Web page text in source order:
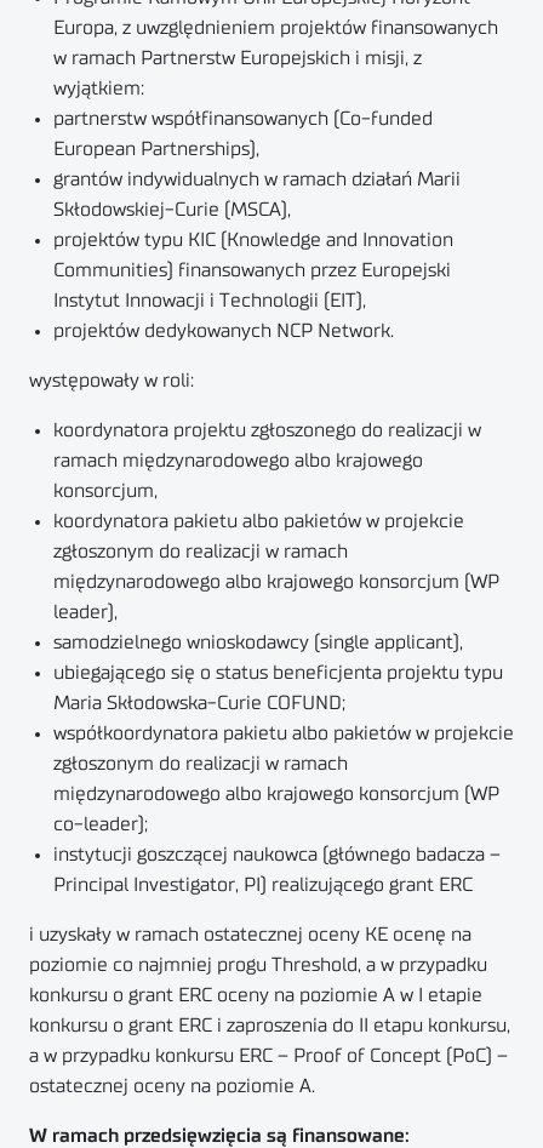
Europa, z uwzględnieniem projektów finansowanych
w ramach Partnerstw Europejskich i misji, z
wyjątkiem:
partnerstw współfinansowanych (Co-funded
European Partnerships),
grantów indywidualnych w ramach działań Marii
Skłodowskiej-Curie (MSCA),
projektów typu KIC (Knowledge and Innovation
Communities) finansowanych przez Europejski
Instytut Innowacji i Technologii (EIT),
projektów dedykowanych NCP Network.
występowały w roli:
koordynatora projektu zgłoszonego do realizacji w
ramach międzynarodowego albo krajowego
konsorcjum,
koordynatora pakietu albo pakietów w projekcie
zgłoszonym do realizacji w ramach
międzynarodowego albo krajowego konsorcjum (WP
leader),
samodzielnego wnioskodawcy (single applicant),
ubiegającego się o status beneficjenta projektu typu
Maria Skłodowska-Curie COFUND;
współkoordynatora pakietu albo pakietów w projekcie
zgłoszonym do realizacji w ramach
międzynarodowego albo krajowego konsorcjum (WP
co-leader);
instytucji goszczącej naukowca (głównego badacza –
Principal Investigator, PI) realizującego grant ERC
i uzyskały w ramach ostatecznej oceny KE ocenę na
poziomie co najmniej progu Threshold, a w przypadku
konkursu o grant ERC oceny na poziomie A w I etapie
konkursu o grant ERC i zaproszenia do II etapu konkursu,
a w przypadku konkursu ERC – Proof of Concept (PoC) –
ostatecznej oceny na poziomie A.
W ramach przedsięwzięcia są finansowane: